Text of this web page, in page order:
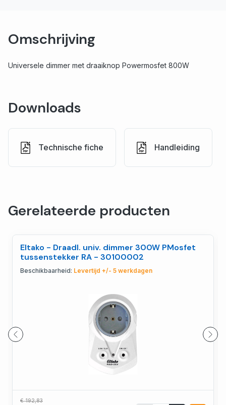
Omschrijving
Universele dimmer met draaiknop Powermosfet 800W
Downloads
Technische fiche Handleiding
Gerelateerde producten
Eltako - Draadl. univ. dimmer 300W PMosfet
tussenstekker RA - 30100002
Beschikbaarheid: Levertijd +/- 5 werkdagen
€ 192,83